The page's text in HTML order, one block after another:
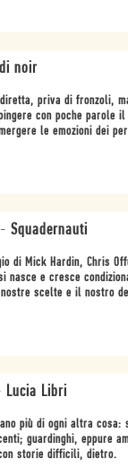
noir
priva di fronzoli,
con poche parole
le emozioni dei
- Squadernauti
di Mick Hardin, Chris
nasce e cresce
scelte e il nostro
Lucia Libri
più di ogni altra cosa:
guardinghi, eppure
storie difficili, dietro.